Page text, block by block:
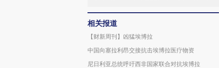
相关报道
【财新周刊】凶猛埃博拉
中国向塞拉利昂交接抗击埃博拉医疗物资
尼日利亚总统呼吁西非国家联合对抗埃博拉